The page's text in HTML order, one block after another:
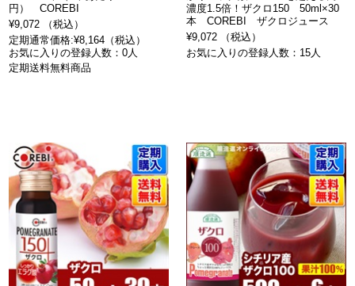
円） COREBI
¥9,072 （税込）
定期通常価格:¥8,164（税込）
お気に入りの登録人数：0人
定期送料無料商品
濃度1.5倍！ザクロ150 50ml×30
本 COREBI ザクロジュース
¥9,072 （税込）
お気に入りの登録人数：15人